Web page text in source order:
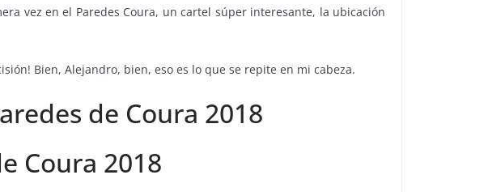
vez en el Paredes Coura, un cartel súper interesante, la ubicación
Bien, Alejandro, bien, eso es lo que se repite en mi cabeza.
de Coura 2018
Coura 2018